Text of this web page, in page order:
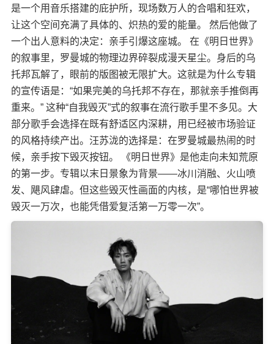
是一个用音乐搭建的庇护所，现场数万人的合唱和狂欢，
让这个空间充满了具体的、炽热的爱的能量。 然后他做了
一个出人意料的决定：亲手引爆这座城。 在《明日世界》
的叙事里，罗曼城的物理边界碎裂成漫天星尘。身后的乌
托邦瓦解了，眼前的版图被无限扩大。这就是为什么专辑
的宣传语是：“如果完美的乌托邦不存在，那就亲手推倒再
重来。” 这种“自我毁灭”式的叙事在流行歌手里不多见。大
部分歌手会选择在既有舒适区内深耕，用已经被市场验证
的风格持续产出。汪苏泷的选择是：在罗曼城最热闹的时
候，亲手按下毁灭按钮。 《明日世界》是他走向未知荒原
的第一步。专辑以末日景象为背景——冰川消融、火山喷
发、飓风肆虐。但这些毁灭性画面的内核，是“哪怕世界被
毁灭一万次，也能凭借爱复活第一万零一次”。